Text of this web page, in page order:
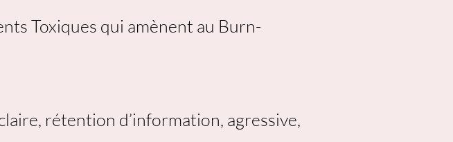
Toxiques qui amènent au Burn-
rétention d’information, agressive,